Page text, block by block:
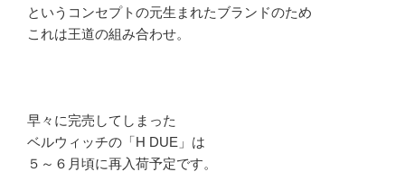
というコンセプトの元生まれたブランドのため
これは王道の組み合わせ。
早々に完売してしまった
ベルウィッチの「H DUE」は
５～６月頃に再入荷予定です。